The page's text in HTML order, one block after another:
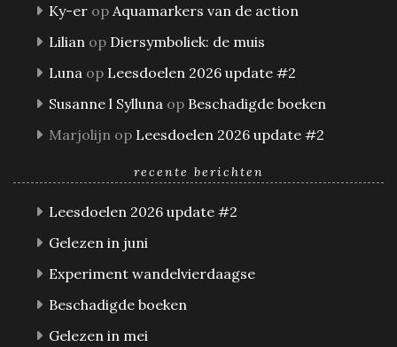
Ky-er op Aquamarkers van de action
Lilian op Diersymboliek: de muis
Luna op Leesdoelen 2026 update #2
Susanne l Sylluna op Beschadigde boeken
Marjolijn op Leesdoelen 2026 update #2
recente berichten
Leesdoelen 2026 update #2
Gelezen in juni
Experiment wandelvierdaagse
Beschadigde boeken
Gelezen in mei